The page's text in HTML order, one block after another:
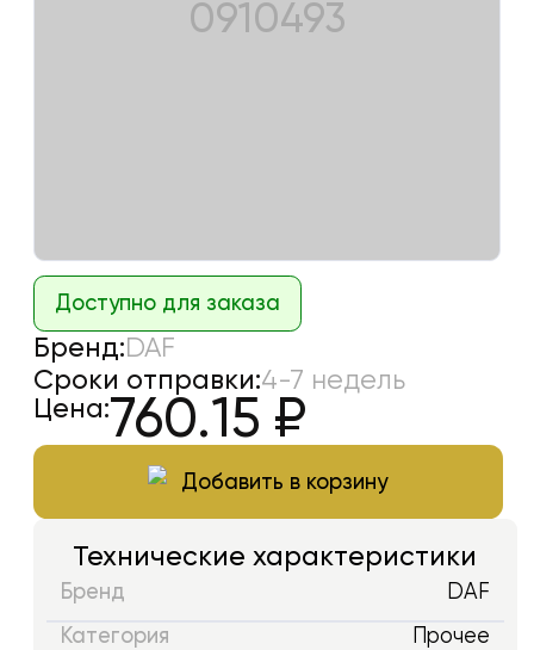
0910493
Доступно для заказа
Бренд:DAF
Сроки отправки:4-7 недель
Цена:760.15 ₽
Добавить в корзину
Технические характеристики
Бренд DAF
Категория Прочее